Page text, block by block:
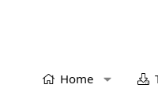
Home